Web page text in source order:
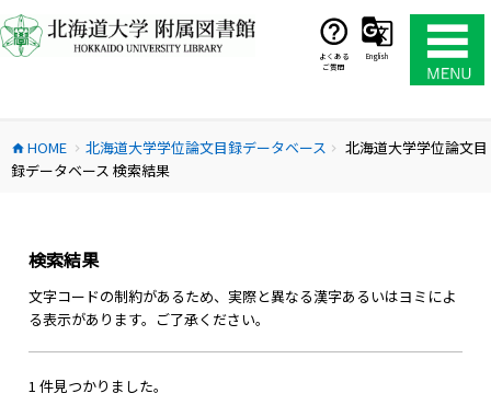
ン
テ
ス
キ
よくある
ご質問
English
home HOME chevron_right 北海道大学学位論文目録データベース chevron_right
北海道大学学位論文目
録データベース 検索結果
検索結果
文字コードの制約があるため、実際と異なる漢字あるいはヨミによ
る表示があります。ご了承ください。
1 件見つかりました。